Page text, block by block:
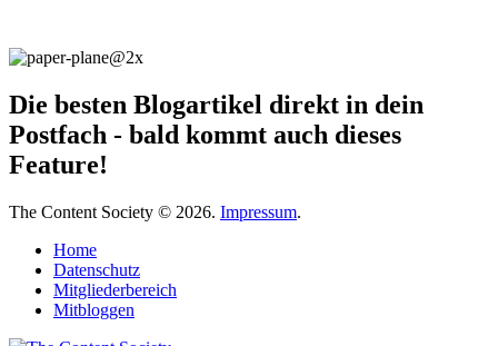
Die besten Blogartikel direkt in dein
Postfach - bald kommt auch dieses
Feature!
The Content Society © 2026. Impressum.
Home
Datenschutz
Mitgliederbereich
Mitbloggen